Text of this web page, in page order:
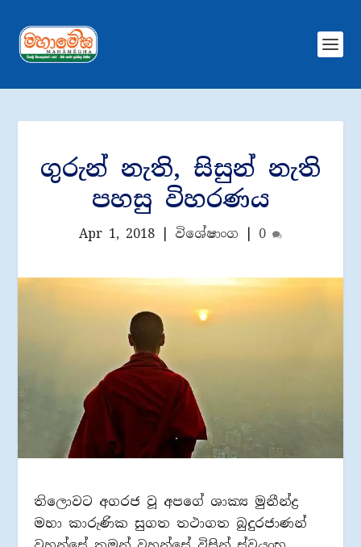
ගුරුන් නැති, සිසුන් නැති
පහසු විහරණය
Apr 1, 2018 විශේෂාංග 0
තිලොවට අගරජ වූ අපගේ ශාක්‍ය මුනීන්ද්‍ර
මහා කාරුණික සුගත තථාගත බුදුරජාණන්